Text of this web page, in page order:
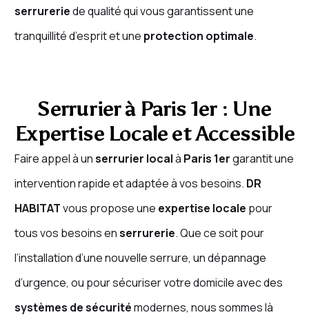
serrureriede qualité qui vous garantissent une
tranquillité d’esprit et une protection optimale.
Serrurier à Paris 1er : Une
Expertise Locale et Accessible
Faire appel à unserrurier localà Paris 1ergarantit une
intervention rapide et adaptée à vos besoins. DR
HABITATvous propose une expertise locale pour
tous vos besoins enserrurerie. Que ce soit pour
l’installation d’une nouvelle serrure, un dépannage
d’urgence, ou pour sécuriser votre domicile avec des
systèmes de sécuritémodernes, nous sommes là